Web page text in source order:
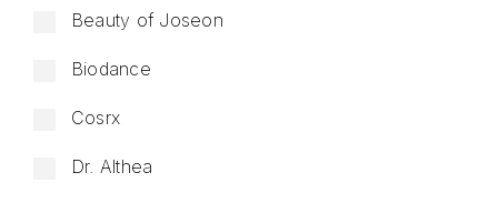
Beauty of Joseon
Biodance
Cosrx
Dr. Althea